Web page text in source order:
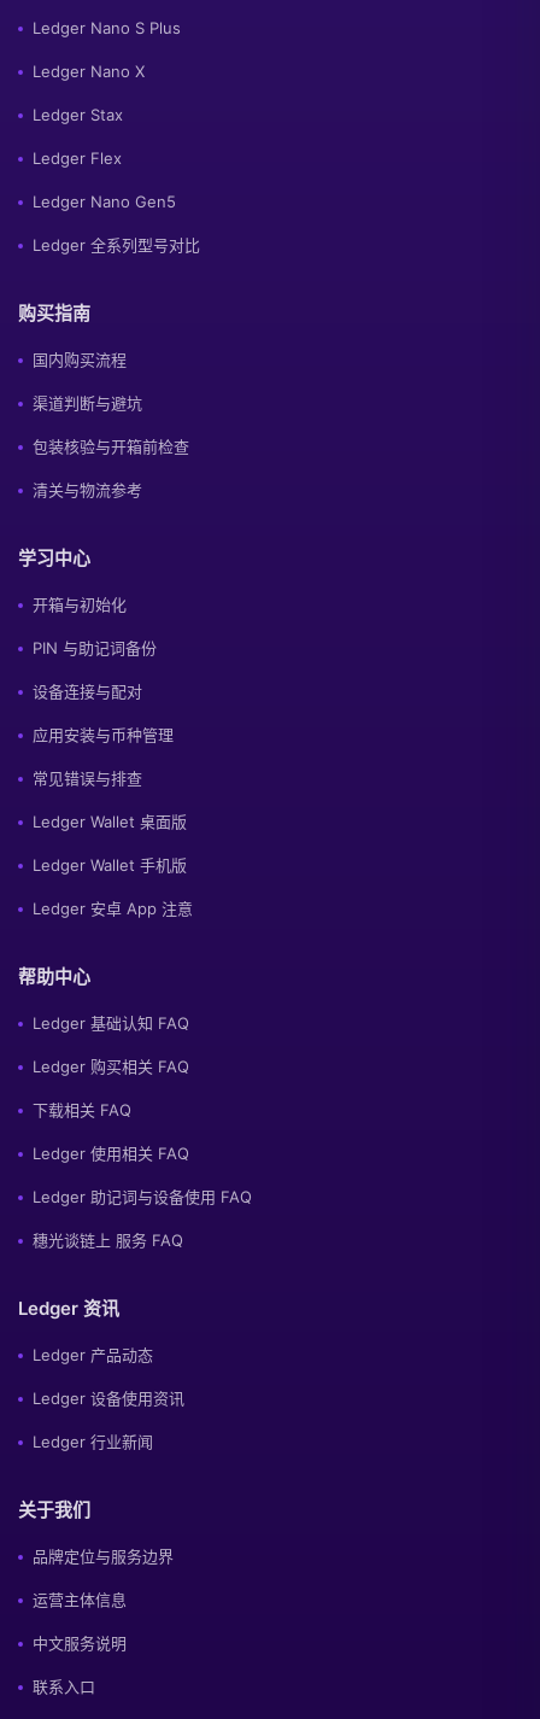
Ledger Nano S Plus
Ledger Nano X
Ledger Stax
Ledger Flex
Ledger Nano Gen5
Ledger 全系列型号对比
购买指南
国内购买流程
渠道判断与避坑
包装核验与开箱前检查
清关与物流参考
学习中心
开箱与初始化
PIN 与助记词备份
设备连接与配对
应用安装与币种管理
常见错误与排查
Ledger Wallet 桌面版
Ledger Wallet 手机版
Ledger 安卓 App 注意
帮助中心
Ledger 基础认知 FAQ
Ledger 购买相关 FAQ
下载相关 FAQ
Ledger 使用相关 FAQ
Ledger 助记词与设备使用 FAQ
穗光谈链上 服务 FAQ
Ledger 资讯
Ledger 产品动态
Ledger 设备使用资讯
Ledger 行业新闻
关于我们
品牌定位与服务边界
运营主体信息
中文服务说明
联系入口